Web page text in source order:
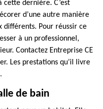
cette dernière. C’est
d’une autre manière
différents. Pour réussir ce
à un professionnel,
Contactez Entreprise CE
Les prestations qu’il livre
de bain